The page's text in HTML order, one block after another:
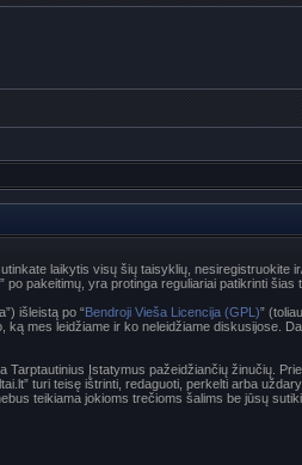
laikytis visų šių taisyklių, nesiregistruokite
pakeitimų, yra protinga reguliariai patikrinti šias
išleistą po “Bendroji Vieša Licencija (GPL)”
mes leidžiame ir ko neleidžiame diskusijose.
Įstatymus pažeidžiančių žinučių.
turi teisę ištrinti, redaguoti, perkelti arba
teikiama jokioms trečioms šalims be jūsų